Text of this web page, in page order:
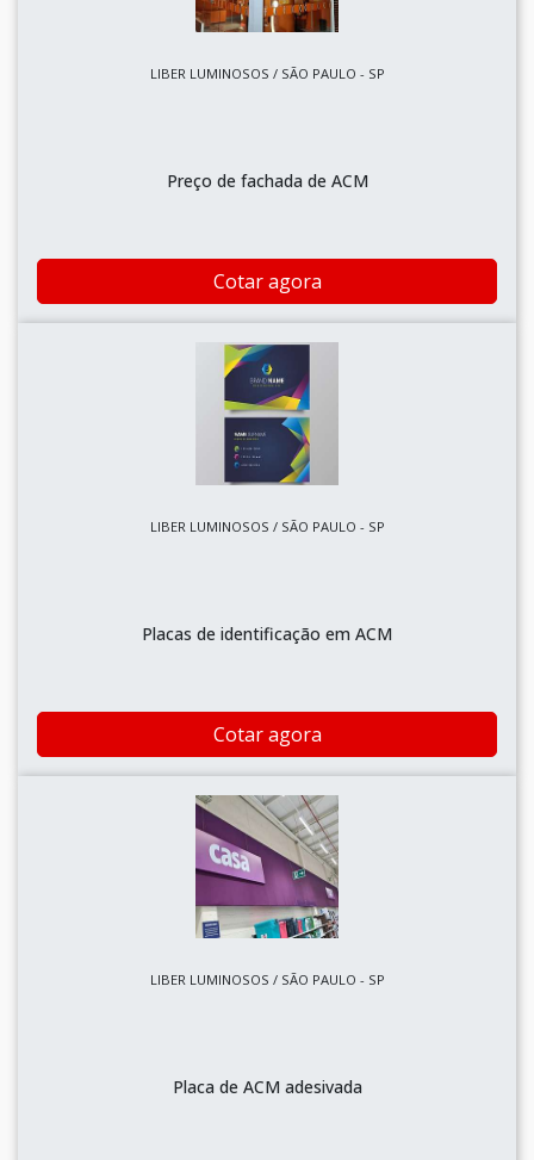
LIBER LUMINOSOS / SÃO PAULO - SP
Preço de fachada de ACM
Cotar agora
LIBER LUMINOSOS / SÃO PAULO - SP
Placas de identificação em ACM
Cotar agora
LIBER LUMINOSOS / SÃO PAULO - SP
Placa de ACM adesivada